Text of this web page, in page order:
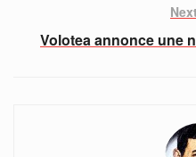
Volotea annonce une